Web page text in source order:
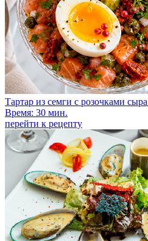
Тартар из семги с розочками
Время: 30 мин.
перейти к рецепту